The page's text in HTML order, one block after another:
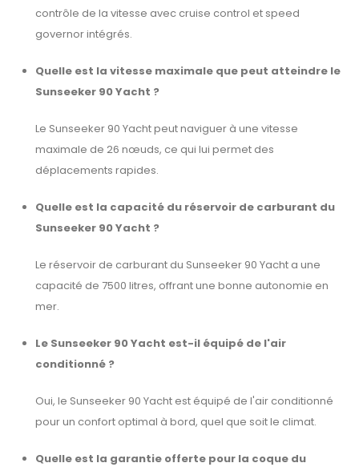
contrôle de la vitesse avec cruise control et speed
governor intégrés.
Quelle est la vitesse maximale que peut atteindre le
Sunseeker 90 Yacht ?
Le Sunseeker 90 Yacht peut naviguer à une vitesse
maximale de 26 nœuds, ce qui lui permet des
déplacements rapides.
Quelle est la capacité du réservoir de carburant du
Sunseeker 90 Yacht ?
Le réservoir de carburant du Sunseeker 90 Yacht a une
capacité de 7500 litres, offrant une bonne autonomie en
mer.
Le Sunseeker 90 Yacht est-il équipé de l'air
conditionné ?
Oui, le Sunseeker 90 Yacht est équipé de l'air conditionné
pour un confort optimal à bord, quel que soit le climat.
Quelle est la garantie offerte pour la coque du